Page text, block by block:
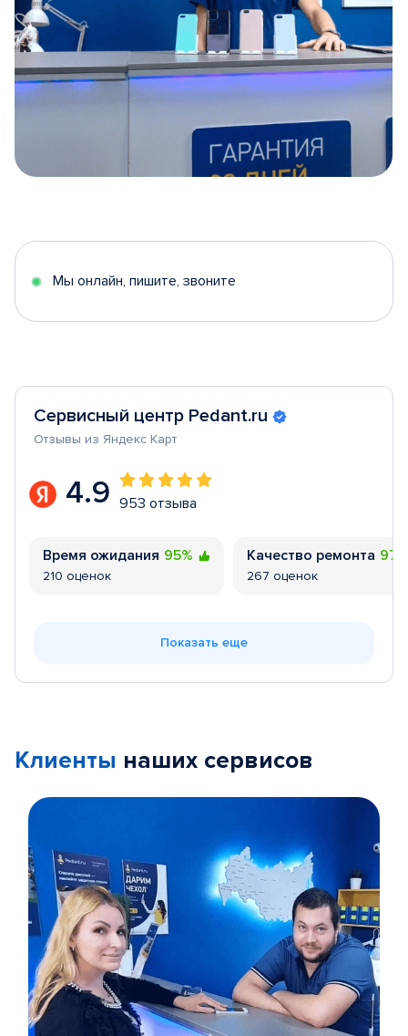
5
Мы онлайн, пишите, звоните
Сервисный центр Pedant.ru
Отзывы из Яндекс Карт
4.9 953 отзыва
Время ожидания 95%
210 оценок
Качество ремонта
267 оценок
Показать еще
Клиенты наших сервисов